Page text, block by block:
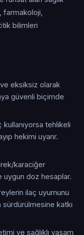
farmakoloji,
bilimleri
eksiksiz olarak
güvenli biçimde
tehlikeli
hekimi uyarır.
karaciğer
doz hesaplar.
ilaç uyumunu
katkı
ve sağlıklı yaşam